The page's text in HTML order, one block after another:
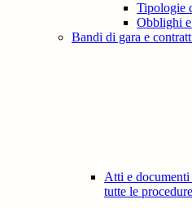
Tipologie
Obblighi
Bandi di gara e
Atti e documenti
tutte le procedure